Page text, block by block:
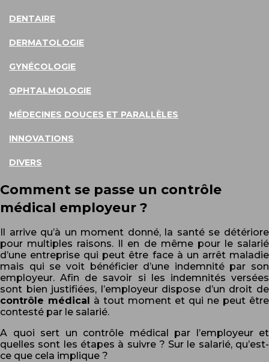
DENTAIRE
DERMATOLOGIE
GYNÉCOLOGIE
OPHTALMOLOGIE
MÉDECINES DOUCES ET PARALLÈLES
INNOVATIONS
DIVERS
Comment se passe un contrôle
médical employeur ?
Il arrive qu’à un moment donné, la santé se détériore
pour multiples raisons. Il en de même pour le salarié
d’une entreprise qui peut être face à un arrêt maladie
mais qui se voit bénéficier d’une indemnité par son
employeur. Afin de savoir si les indemnités versées
sont bien justifiées, l’employeur dispose d’un droit de
contrôle médical à tout moment et qui ne peut être
contesté par le salarié.
A quoi sert un contrôle médical par l’employeur et
quelles sont les étapes à suivre ? Sur le salarié, qu’est-
ce que cela implique ?